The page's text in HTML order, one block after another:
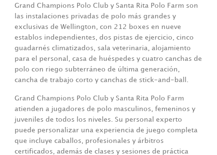
Grand Champions Polo Club y Santa Rita Polo Farm son
las instalaciones privadas de polo más grandes y
exclusivas de Wellington, con 212 boxes en nueve
establos independientes, dos pistas de ejercicio, cinco
guadarnés climatizados, sala veterinaria, alojamiento
para el personal, casa de huéspedes y cuatro canchas de
polo con riego subterráneo de última generación,
cancha de trabajo corto y canchas de stick-and-ball.
Grand Champions Polo Club y Santa Rita Polo Farm
atienden a jugadores de polo masculinos, femeninos y
juveniles de todos los niveles. Su personal experto
puede personalizar una experiencia de juego completa
que incluye caballos, profesionales y árbitros
certificados, además de clases y sesiones de práctica